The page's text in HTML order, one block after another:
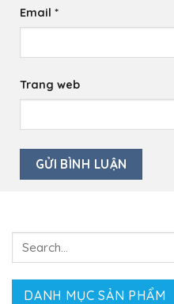
Search
DANH MỤC SẢN PHẨM
Email *
Trang web